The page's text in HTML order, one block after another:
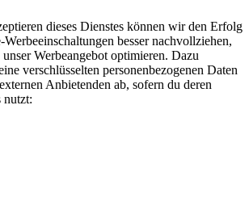
dieses Dienstes können wir den Erfolg
besser nachvollziehen,
Werbeangebot optimieren. Dazu
verschlüsselten personenbezogenen Daten
Anbietenden ab, sofern du deren
nutzt: